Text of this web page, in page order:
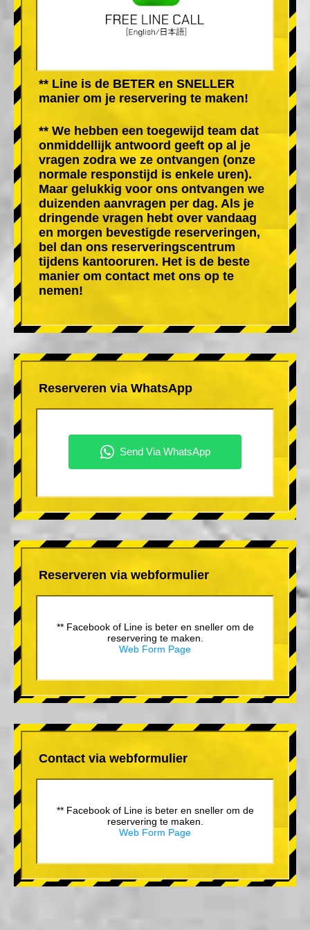
** Line is de BETER en SNELLER
manier om je reservering te maken!
** We hebben een toegewijd team dat
onmiddellijk antwoord geeft op al je
vragen zodra we ze ontvangen (onze
normale responstijd is enkele uren).
Maar gelukkig voor ons ontvangen we
duizenden aanvragen per dag. Als je
dringende vragen hebt over vandaag
en morgen bevestigde reserveringen,
bel dan ons reserveringscentrum
tijdens kantooruren. Het is de beste
manier om contact met ons op te
nemen!
Reserveren via WhatsApp
Reserveren via webformulier
** Facebook of Line is beter en sneller om de
reservering te maken.
Web Form Page
Contact via webformulier
** Facebook of Line is beter en sneller om de
reservering te maken.
Web Form Page